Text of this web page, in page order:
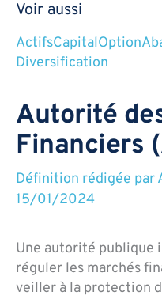
Voir aussi
ActifsCapitalOption
Diversification
Autorité
Financiers
Définition rédigée par
15/01/2024
Une autorité publique
réguler les marchés
veiller à la protection